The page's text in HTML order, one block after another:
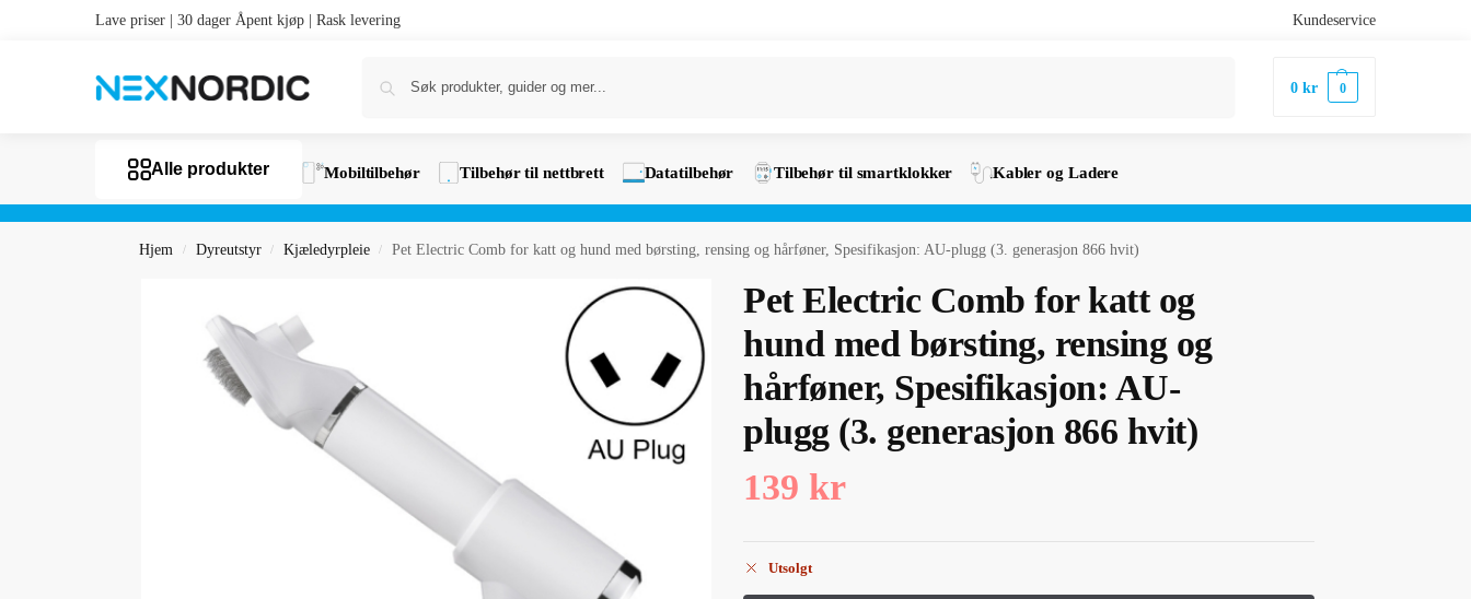
Lave priser | 30 dager Åpent kjøp | Rask levering Kundeservice
0kr 0
Alle produkter Mobiltilbehør Tilbehør til nettbrett Datatilbehør Tilbehør til smartklokker Kabler og Ladere
Hjem / Dyreutstyr / Kjæledyrpleie / Pet Electric Comb for katt og hund med børsting, rensing og hårføner, Spesifikasjon: AU-plugg (3. generasjon 866 hvit)
Pet Electric Comb for katt og
hund med børsting, rensing og
hårføner, Spesifikasjon: AU-
plugg (3. generasjon 866 hvit)
139 kr
Utsolgt